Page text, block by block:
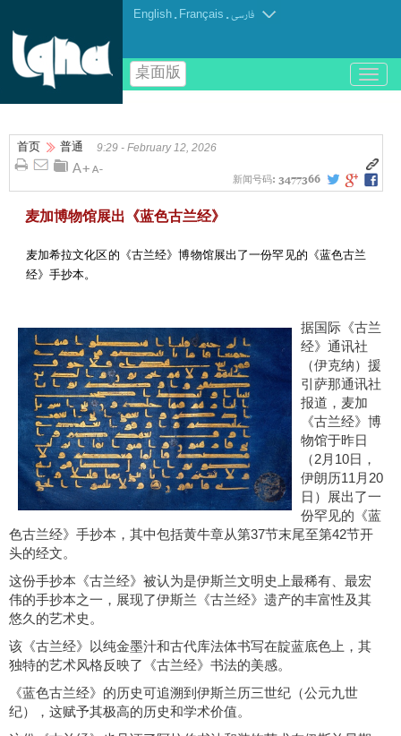
English . Français .فارسی
桌面版
باز
و
کردن
首页 普通 9:29 - February 12, 2026
新闻号码: 3477366
麦加博物馆展出《蓝色古兰经》
麦加希拉文化区的《古兰经》博物馆展出了一份罕见的《蓝色古兰
经》手抄本。
据国际《古兰
经》通讯社
（伊克纳）援
引萨那通讯社
报道，麦加
《古兰经》博
物馆于昨日
（2月10日，
伊朗历11月20
日）展出了一
份罕见的《蓝
色古兰经》手抄本，其中包括黄牛章从第37节末尾至第42节开
头的经文。
这份手抄本《古兰经》被认为是伊斯兰文明史上最稀有、最宏
伟的手抄本之一，展现了伊斯兰《古兰经》遗产的丰富性及其
悠久的艺术史。
该《古兰经》以纯金墨汁和古代库法体书写在靛蓝底色上，其
独特的艺术风格反映了《古兰经》书法的美感。
《蓝色古兰经》的历史可追溯到伊斯兰历三世纪（公元九世
纪），这赋予其极高的历史和学术价值。